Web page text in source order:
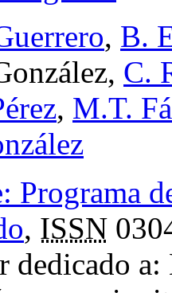
, B.
C.
, M.T.
Programa
, ISSN
dedicado